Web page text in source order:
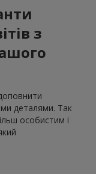
з
деталями. Так
особистим і